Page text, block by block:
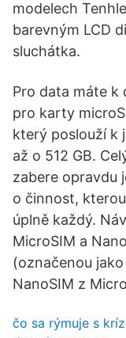
modelech
barevným LCD
sluchátka.
Pro data máte k
pro karty
který poslouží k
až o 512 GB.
zabere opravdu
o činnost,
úplně každý.
MicroSIM a
(označenou
NanoSIM z
čo sa rýmuje s